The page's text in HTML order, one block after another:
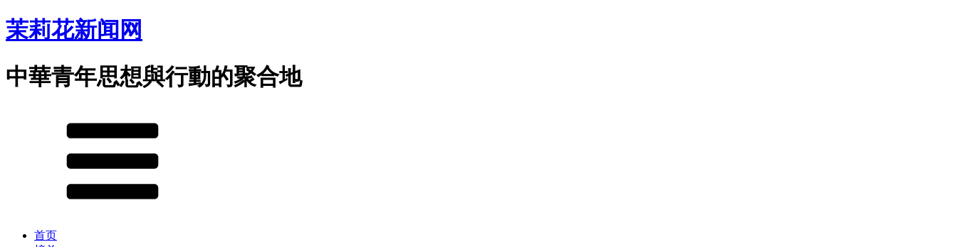
茉莉花新闻网
中華青年思想與行動的聚合地
首页